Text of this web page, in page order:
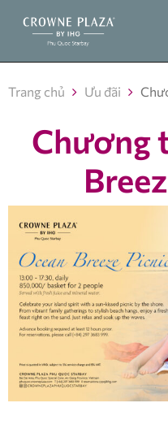
Trang chủ Ưu đãi
Chương